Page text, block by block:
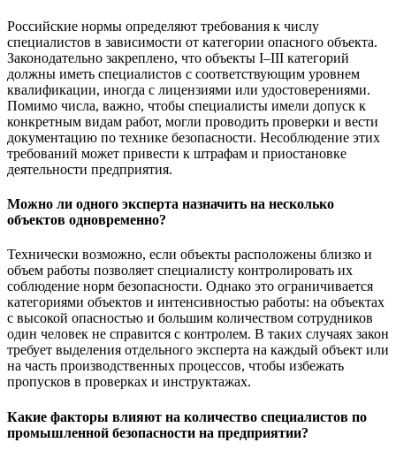
Российские нормы определяют требования к числу
специалистов в зависимости от категории опасного объекта.
Законодательно закреплено, что объекты I–III категорий
должны иметь специалистов с соответствующим уровнем
квалификации, иногда с лицензиями или удостоверениями.
Помимо числа, важно, чтобы специалисты имели допуск к
конкретным видам работ, могли проводить проверки и вести
документацию по технике безопасности. Несоблюдение этих
требований может привести к штрафам и приостановке
деятельности предприятия.
Можно ли одного эксперта назначить на несколько
объектов одновременно?
Технически возможно, если объекты расположены близко и
объем работы позволяет специалисту контролировать их
соблюдение норм безопасности. Однако это ограничивается
категориями объектов и интенсивностью работы: на объектах
с высокой опасностью и большим количеством сотрудников
один человек не справится с контролем. В таких случаях закон
требует выделения отдельного эксперта на каждый объект или
на часть производственных процессов, чтобы избежать
пропусков в проверках и инструктажах.
Какие факторы влияют на количество специалистов по
промышленной безопасности на предприятии?